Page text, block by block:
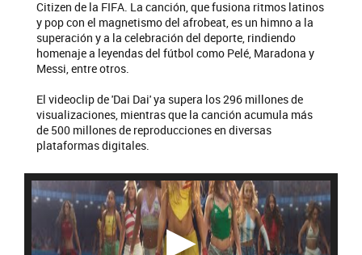
Citizen de la FIFA. La canción, que fusiona ritmos latinos
y pop con el magnetismo del afrobeat, es un himno a la
superación y a la celebración del deporte, rindiendo
homenaje a leyendas del fútbol como Pelé, Maradona y
Messi, entre otros.
El videoclip de 'Dai Dai' ya supera los 296 millones de
visualizaciones, mientras que la canción acumula más
de 500 millones de reproducciones en diversas
plataformas digitales.